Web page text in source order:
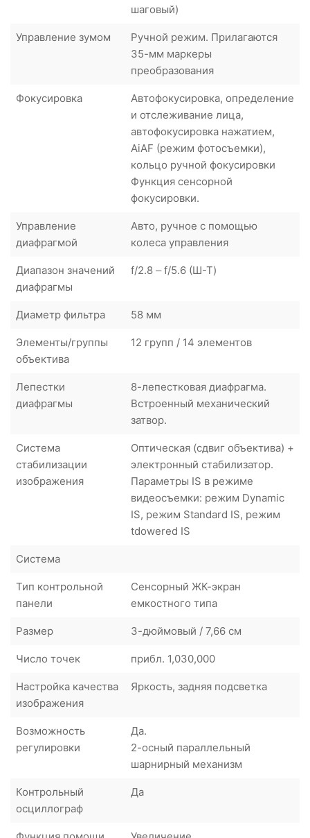
шаговый)
Управление зумом
Ручной режим. Прилагаются
35-мм маркеры
преобразования
Фокусировка
Автофокусировка, определение
и отслеживание лица,
автофокусировка нажатием,
AiAF (режим фотосъемки),
кольцо ручной фокусировки
Функция сенсорной
фокусировки.
Управление
диафрагмой
Авто, ручное с помощью
колеса управления
Диапазон значений
диафрагмы
f/2.8 – f/5.6 (Ш-Т)
Диаметр фильтра 58 мм
Элементы/группы
объектива
12 групп / 14 элементов
Лепестки
диафрагмы
8-лепестковая диафрагма.
Встроенный механический
затвор.
Система
стабилизации
изображения
Оптическая (сдвиг объектива) +
электронный стабилизатор.
Параметры IS в режиме
видеосъемки: режим Dynamic
IS, режим Standard IS, режим
tdowered IS
Система
Тип контрольной
панели
Сенсорный ЖК-экран
емкостного типа
Размер 3-дюймовый / 7,66 см
Число точек прибл. 1,030,000
Настройка качества
изображения
Яркость, задняя подсветка
Возможность
регулировки
Да.
2-осный параллельный
шарнирный механизм
Контрольный
осциллограф
Да